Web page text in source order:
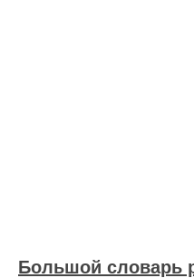
Большой словарь